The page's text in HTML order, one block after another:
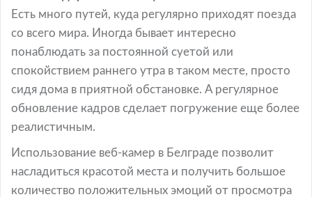
Есть много путей, куда регулярно приходят поезда
со всего мира. Иногда бывает интересно
понаблюдать за постоянной суетой или
спокойствием раннего утра в таком месте, просто
сидя дома в приятной обстановке. А регулярное
обновление кадров сделает погружение еще более
реалистичным.
Использование веб-камер в Белграде позволит
насладиться красотой места и получить большое
количество положительных эмоций от просмотра